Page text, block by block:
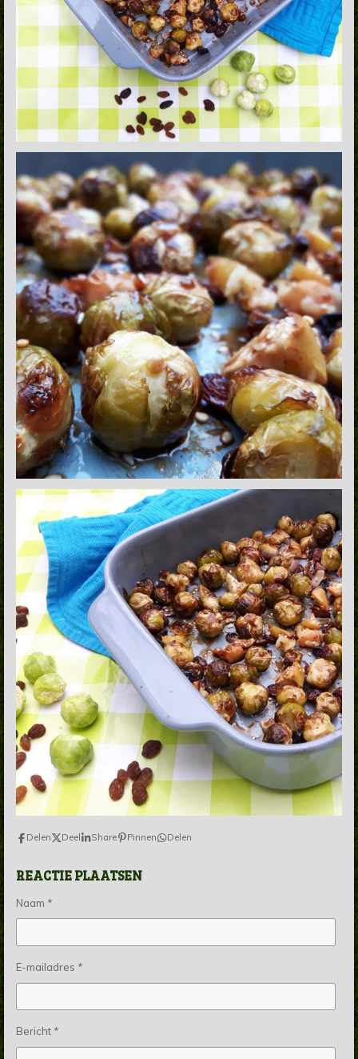
Delen Deel Share Pinnen Delen
REACTIE PLAATSEN
Naam *
E-mailadres *
Bericht *